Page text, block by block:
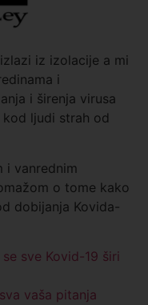
iz izolacije a mi
i
i širenja virusa
ljudi strah od
i vanrednim
o tome kako
dobijanja Kovida-
sve Kovid-19 širi
vaša pitanja